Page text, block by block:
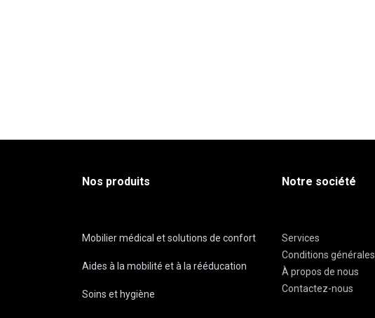
Nos produits
Mobilier médical et solutions de confort
Aides à la mobilité et à la rééducation
Soins et hygiène
Notre société
Services
Conditions générales
À propos de nous
Contactez-nous